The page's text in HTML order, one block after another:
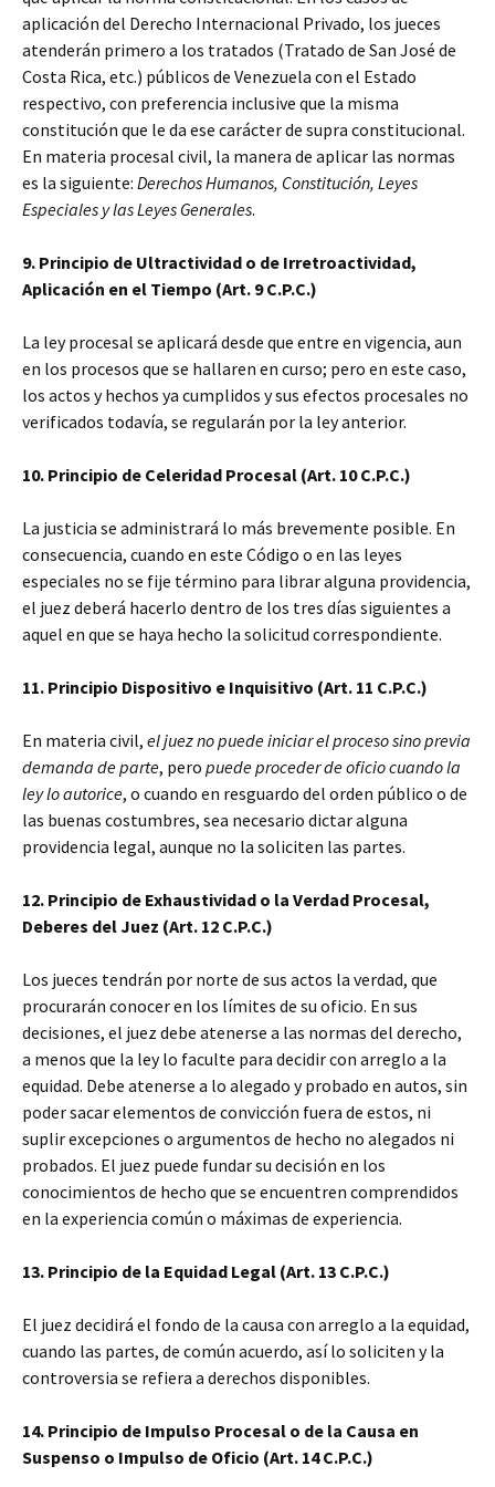
aplicación del Derecho Internacional Privado, los jueces
atenderán primero a los tratados (Tratado de San José de
Costa Rica, etc.) públicos de Venezuela con el Estado
respectivo, con preferencia inclusive que la misma
constitución que le da ese carácter de supra constitucional.
En materia procesal civil, la manera de aplicar las normas
es la siguiente: Derechos Humanos, Constitución, Leyes
Especiales y las Leyes Generales.
9. Principio de Ultractividad o de Irretroactividad,
Aplicación en el Tiempo (Art. 9 C.P.C.)
La ley procesal se aplicará desde que entre en vigencia, aun
en los procesos que se hallaren en curso; pero en este caso,
los actos y hechos ya cumplidos y sus efectos procesales no
verificados todavía, se regularán por la ley anterior.
10. Principio de Celeridad Procesal (Art. 10 C.P.C.)
La justicia se administrará lo más brevemente posible. En
consecuencia, cuando en este Código o en las leyes
especiales no se fije término para librar alguna providencia,
el juez deberá hacerlo dentro de los tres días siguientes a
aquel en que se haya hecho la solicitud correspondiente.
11. Principio Dispositivo e Inquisitivo (Art. 11 C.P.C.)
En materia civil, el juez no puede iniciar el proceso sino previa
demanda de parte, pero puede proceder de oficio cuando la
ley lo autorice, o cuando en resguardo del orden público o de
las buenas costumbres, sea necesario dictar alguna
providencia legal, aunque no la soliciten las partes.
12. Principio de Exhaustividad o la Verdad Procesal,
Deberes del Juez (Art. 12 C.P.C.)
Los jueces tendrán por norte de sus actos la verdad, que
procurarán conocer en los límites de su oficio. En sus
decisiones, el juez debe atenerse a las normas del derecho,
a menos que la ley lo faculte para decidir con arreglo a la
equidad. Debe atenerse a lo alegado y probado en autos, sin
poder sacar elementos de convicción fuera de estos, ni
suplir excepciones o argumentos de hecho no alegados ni
probados. El juez puede fundar su decisión en los
conocimientos de hecho que se encuentren comprendidos
en la experiencia común o máximas de experiencia.
13. Principio de la Equidad Legal (Art. 13 C.P.C.)
El juez decidirá el fondo de la causa con arreglo a la equidad,
cuando las partes, de común acuerdo, así lo soliciten y la
controversia se refiera a derechos disponibles.
14. Principio de Impulso Procesal o de la Causa en
Suspenso o Impulso de Oficio (Art. 14 C.P.C.)